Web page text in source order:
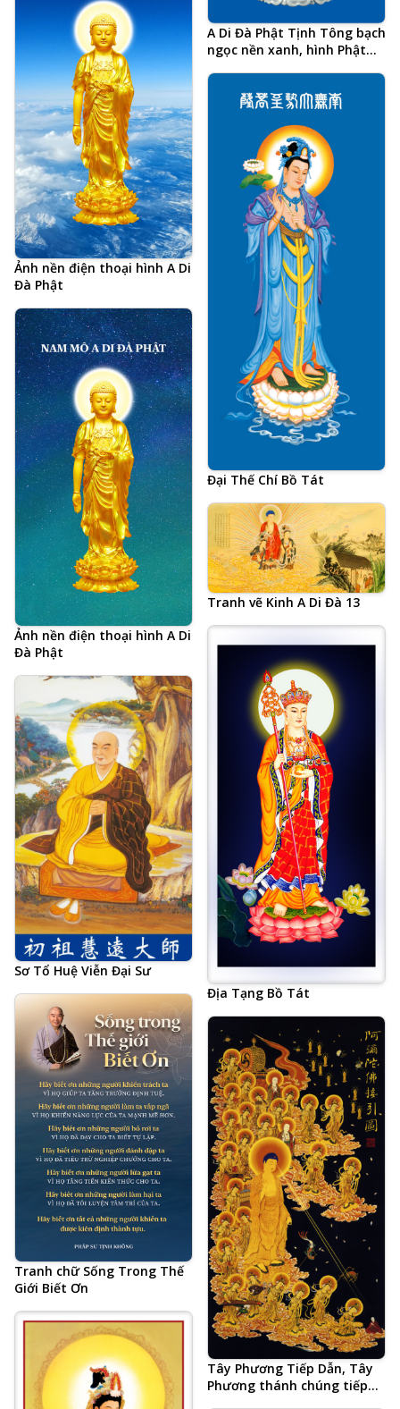
A Di Đà Phật Tịnh Tông bạch
ngọc nền xanh, hình Phật
lớn
Ảnh nền điện thoại hình A Di
Đà Phật
Đại Thế Chí Bồ Tát
Ảnh nền điện thoại hình A Di
Đà Phật
Tranh vẽ Kinh A Di Đà 13
Địa Tạng Bồ Tát
Sơ Tổ Huệ Viễn Đại Sư
Tranh chữ Sống Trong Thế
Giới Biết Ơn
Tây Phương Tiếp Dẫn, Tây
Phương thánh chúng tiếp